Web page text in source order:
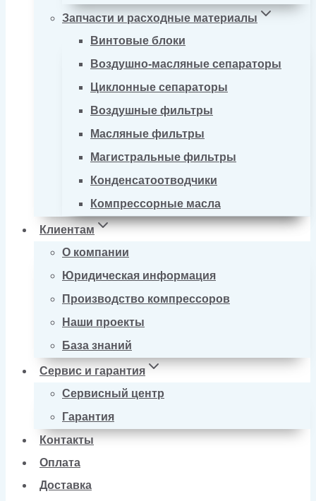
Запчасти и расходные материалы
Винтовые блоки
Воздушно-масляные сепараторы
Циклонные сепараторы
Воздушные фильтры
Масляные фильтры
Магистральные фильтры
Конденсатоотводчики
Компрессорные масла
Клиентам
О компании
Юридическая информация
Производство компрессоров
Наши проекты
База знаний
Сервис и гарантия
Сервисный центр
Гарантия
Контакты
Оплата
Доставка